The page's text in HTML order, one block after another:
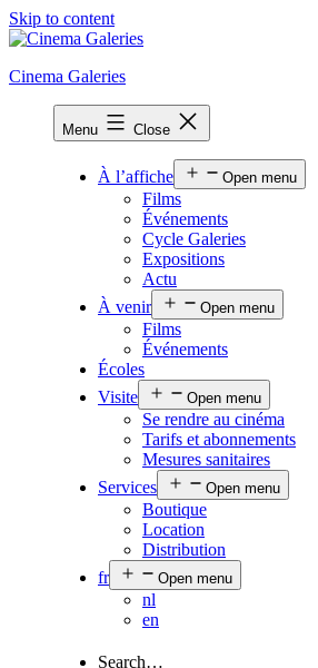
Skip to content
Cinema Galeries
Menu Close
À l’affiche Open menu
Films
Événements
Cycle Galeries
Expositions
Actu
À venir
Open menu
Films
Événements
Écoles
Visite
Open menu
Se rendre au cinéma
Tarifs et abonnements
Mesures sanitaires
Services
Open menu
Boutique
Location
Distribution
fr
Open menu
nl
en
Search…